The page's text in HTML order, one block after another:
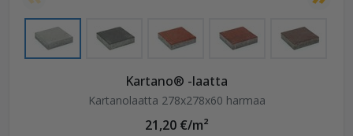
Kartano® -laatta
Kartanolaatta 278x278x60 harmaa
21,20 €/m²